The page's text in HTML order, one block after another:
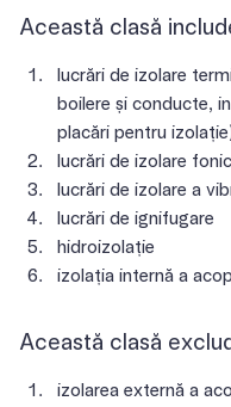
Această clasă
lucrări de izolare
boilere și conducte,
placări pentru
lucrări de izolare
lucrări de izolare a
lucrări de ignifugare
hidroizolație
izolația internă a
Această clasă
izolarea externă a